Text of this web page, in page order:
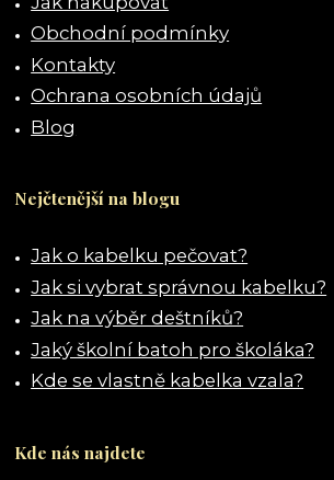
Obchodní podmínky
Kontakty
Ochrana osobních údajů
Blog
Nejčtenější na blogu
Jak o kabelku pečovat?
Jak si vybrat správnou kabelku?
Jak na výběr deštníků?
Jaký školní batoh pro školáka?
Kde se vlastně kabelka vzala?
Kde nás najdete